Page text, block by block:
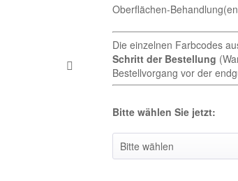
Oberflächen-
Die einzelnen Farbcodes
Schritt der Bestellung
Bestellvorgang vor der
Bitte wählen Sie jetzt: